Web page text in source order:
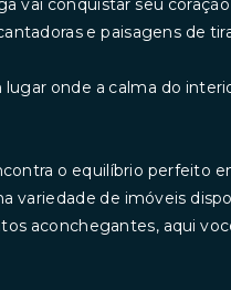
vai conquistar seu
e paisagens de
onde a calma do
o equilíbrio perfeito
variedade de imóveis
aconchegantes, aqui